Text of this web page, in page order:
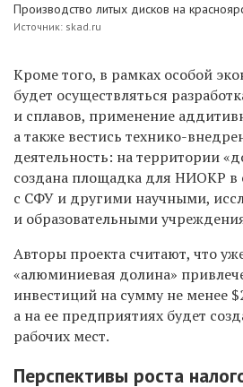
Производство литых дисков на
Источник: skad.ru
Кроме того, в рамках особой
будет осуществляться
и сплавов, применение
а также вестись технико-
деятельность: на территории
создана площадка для НИОКР в
с СФУ и другими научными,
и образовательными
Авторы проекта считают, что
«алюминиевая долина»
инвестиций на сумму не менее
а на ее предприятиях будет
рабочих мест.
Перспективы роста